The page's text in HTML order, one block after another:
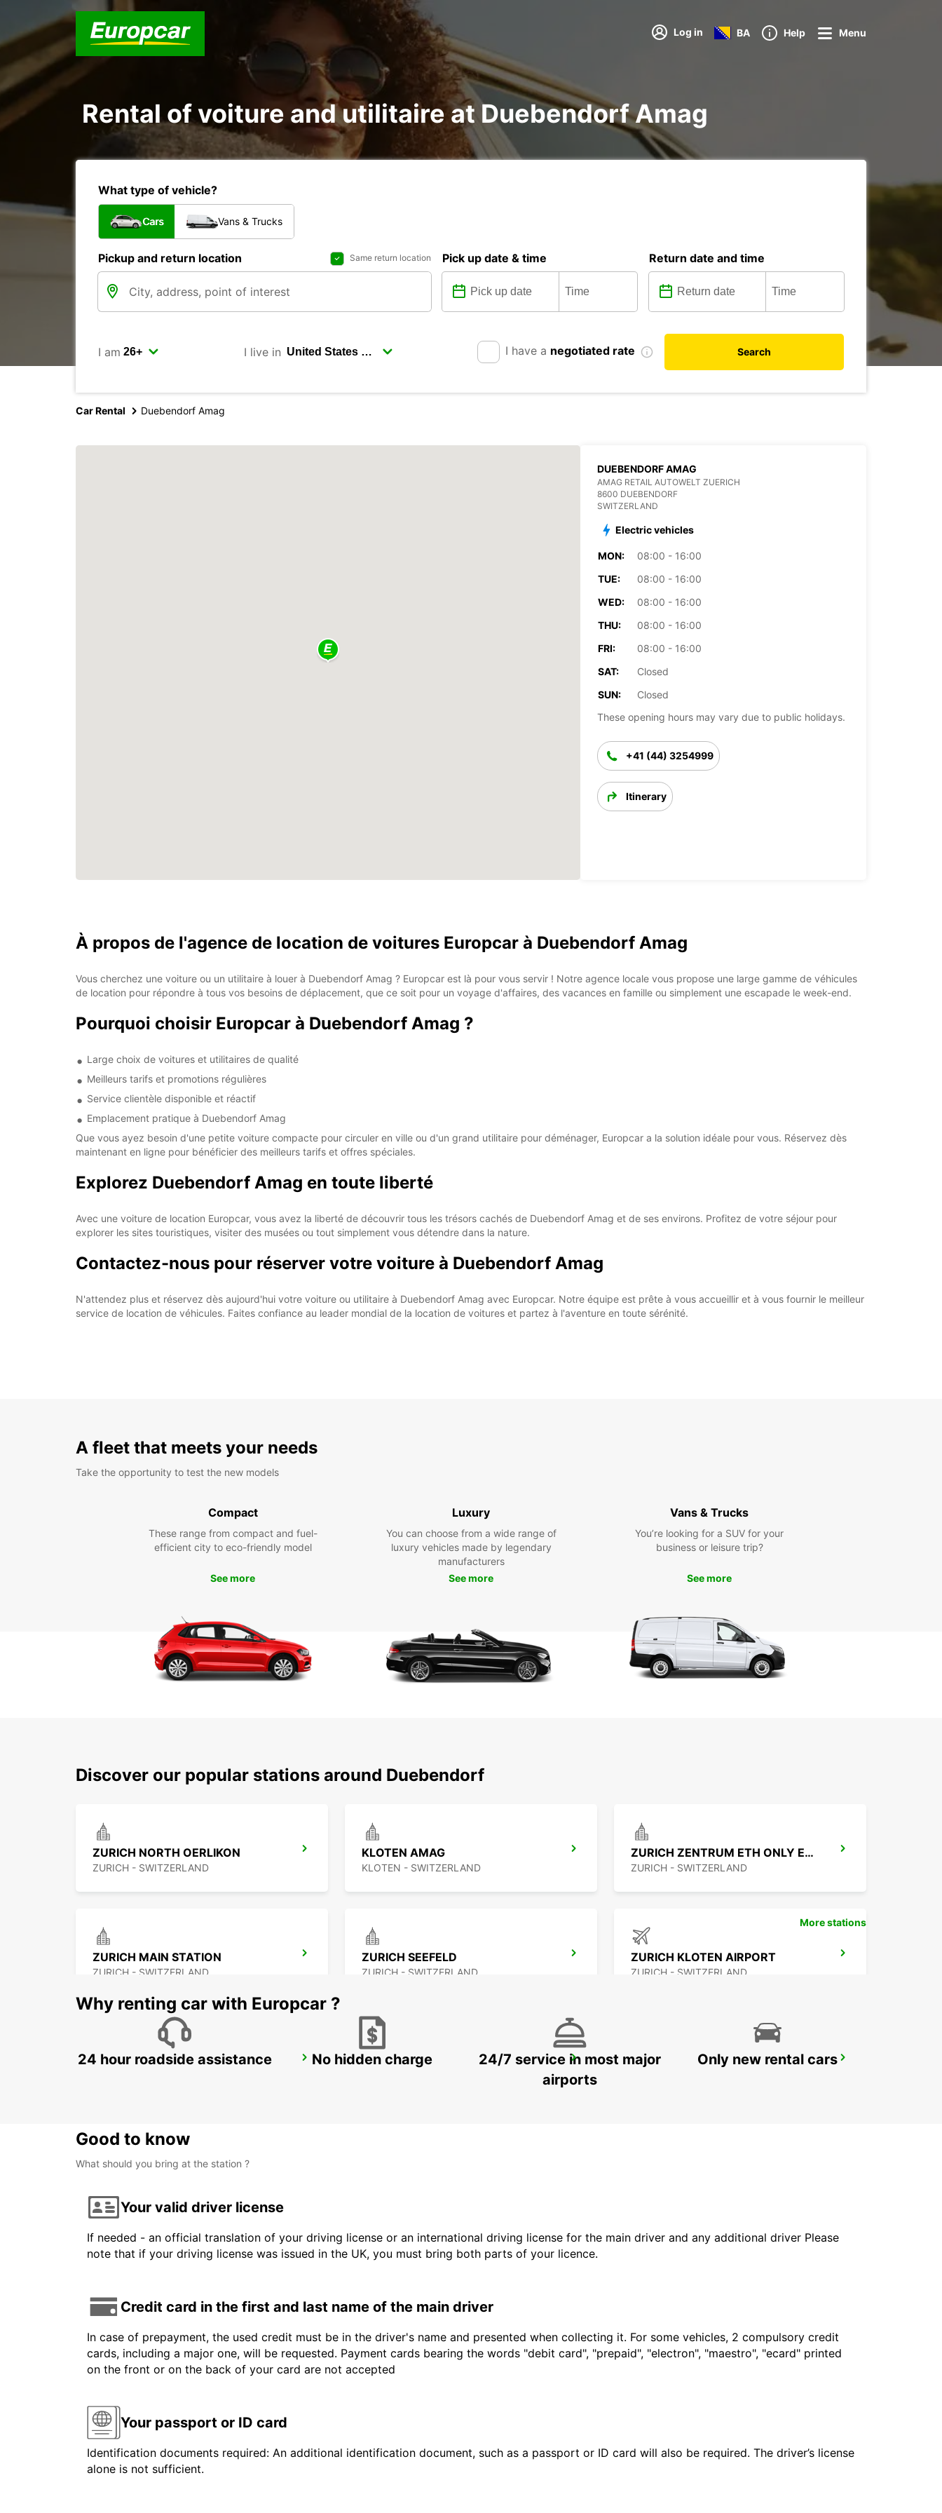
Log in BA Help Menu
Rental of voiture and utilitaire at Duebendorf Amag
What type of vehicle?
Cars Vans & Trucks
Pickup and return location Same return location Pick up date & time Return date and time
I am I live in I have a negotiated rate Search
Car Rental Duebendorf Amag
DUEBENDORF AMAG
AMAG RETAIL AUTOWELT ZUERICH
8600 DUEBENDORF
SWITZERLAND
Electric vehicles
MON:
08:00 - 16:00
TUE:
08:00 - 16:00
WED:
08:00 - 16:00
THU:
08:00 - 16:00
FRI:
08:00 - 16:00
SAT:
Closed
SUN:
Closed
These opening hours may vary due to public holidays.
+41 (44) 3254999
Itinerary
À propos de l'agence de location de voitures Europcar à Duebendorf Amag
Vous cherchez une voiture ou un utilitaire à louer à Duebendorf Amag ? Europcar est là pour vous servir ! Notre agence locale vous propose une large gamme de véhicules
de location pour répondre à tous vos besoins de déplacement, que ce soit pour un voyage d'affaires, des vacances en famille ou simplement une escapade le week-end.
Pourquoi choisir Europcar à Duebendorf Amag ?
Large choix de voitures et utilitaires de qualité
Meilleurs tarifs et promotions régulières
Service clientèle disponible et réactif
Emplacement pratique à Duebendorf Amag
Que vous ayez besoin d'une petite voiture compacte pour circuler en ville ou d'un grand utilitaire pour déménager, Europcar a la solution idéale pour vous. Réservez dès
maintenant en ligne pour bénéficier des meilleurs tarifs et offres spéciales.
Explorez Duebendorf Amag en toute liberté
Avec une voiture de location Europcar, vous avez la liberté de découvrir tous les trésors cachés de Duebendorf Amag et de ses environs. Profitez de votre séjour pour
explorer les sites touristiques, visiter des musées ou tout simplement vous détendre dans la nature.
Contactez-nous pour réserver votre voiture à Duebendorf Amag
N'attendez plus et réservez dès aujourd'hui votre voiture ou utilitaire à Duebendorf Amag avec Europcar. Notre équipe est prête à vous accueillir et à vous fournir le meilleur
service de location de véhicules. Faites confiance au leader mondial de la location de voitures et partez à l'aventure en toute sérénité.
A fleet that meets your needs
Take the opportunity to test the new models
Compact
These range from compact and fuel-
efficient city to eco-friendly model
See more
Luxury
You can choose from a wide range of
luxury vehicles made by legendary
manufacturers
See more
Vans & Trucks
You’re looking for a SUV for your
business or leisure trip?
See more
Discover our popular stations around Duebendorf
ZURICH NORTH OERLIKON
ZURICH - SWITZERLAND
KLOTEN AMAG
KLOTEN - SWITZERLAND
ZURICH ZENTRUM ETH ONLY ETH
ZURICH - SWITZERLAND
ZURICH MAIN STATION
ZURICH - SWITZERLAND
ZURICH SEEFELD
ZURICH - SWITZERLAND
ZURICH KLOTEN AIRPORT
ZURICH - SWITZERLAND
ZURICH ETH HOENGGERBERG ZURICH BRUNAUPARK ZURICH ALTSTETTEN
More stations
Why renting car with Europcar ?
24 hour roadside assistance No hidden charge
24/7 service in most major
airports
Only new rental cars
Good to know
What should you bring at the station ?
Your valid driver license
If needed - an official translation of your driving license or an international driving license for the main driver and any additional driver Please
note that if your driving license was issued in the UK, you must bring both parts of your licence.
Credit card in the first and last name of the main driver
In case of prepayment, the used credit must be in the driver's name and presented when collecting it. For some vehicles, 2 compulsory credit
cards, including a major one, will be requested. Payment cards bearing the words "debit card", "prepaid", "electron", "maestro", "ecard" printed
on the front or on the back of your card are not accepted
Your passport or ID card
Identification documents required: An additional identification document, such as a passport or ID card will also be required. The driver’s license
alone is not sufficient.